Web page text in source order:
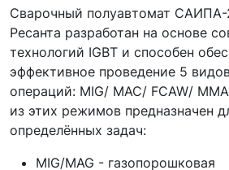
Сварочный полуавтомат САИПА-
Ресанта разработан на основе
технологий IGBT и способен
эффективное проведение 5
операций: MIG/ МАС/ FCAW/
из этих режимов предназначен
определённых задач:
MIG/MAG - газопорошковая